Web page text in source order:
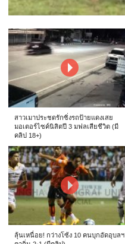
สาวเมาประชดรักซิ่งรถป้ายแดงเสย
มอเตอร์ไซค์นิสิตปี 3 มฟลเสียชีวิต (มี
คลิป 18+)
ลุ้นเหนื่อย! กว่างโซ้ง 10 คนบุกอัดอุบลฯ